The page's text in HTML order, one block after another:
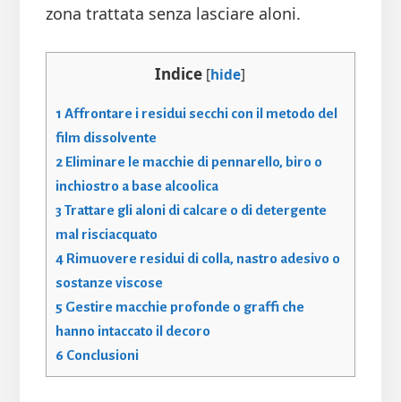
zona trattata senza lasciare aloni.
Indice [hide]
1 Affrontare i residui secchi con il metodo del
film dissolvente
2Eliminare le macchie di pennarello, biro o
inchiostro a base alcoolica
3 Trattare gli aloni di calcare o di detergente
mal risciacquato
4Rimuovere residui di colla, nastro adesivo o
sostanze viscose
5 Gestire macchie profonde o graffi che
hanno intaccato il decoro
6 Conclusioni